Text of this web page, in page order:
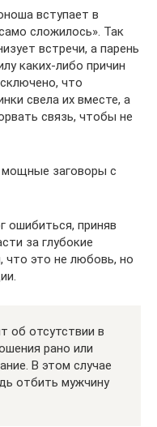
вступает в
сложилось». Так
встречи, а парень
каких-либо причин
что
свела их вместе, а
связь, чтобы не
заговоры с
ошибиться, приняв
за глубокие
что это не любовь, но
об отсутствии в
рано или
В этом случае
отбить мужчину